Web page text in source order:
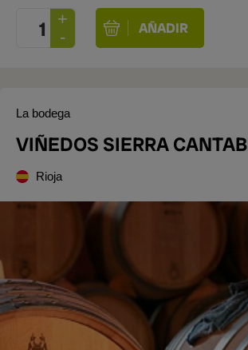
La bodega
VIÑEDOS SIERRA
Rioja